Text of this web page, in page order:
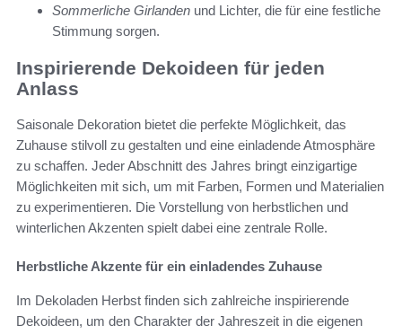
Sommerliche Girlanden und Lichter, die für eine festliche
Stimmung sorgen.
Inspirierende Dekoideen für jeden
Anlass
Saisonale Dekoration bietet die perfekte Möglichkeit, das
Zuhause stilvoll zu gestalten und eine einladende Atmosphäre
zu schaffen. Jeder Abschnitt des Jahres bringt einzigartige
Möglichkeiten mit sich, um mit Farben, Formen und Materialien
zu experimentieren. Die Vorstellung von herbstlichen und
winterlichen Akzenten spielt dabei eine zentrale Rolle.
Herbstliche Akzente für ein einladendes Zuhause
Im Dekoladen Herbst finden sich zahlreiche inspirierende
Dekoideen, um den Charakter der Jahreszeit in die eigenen